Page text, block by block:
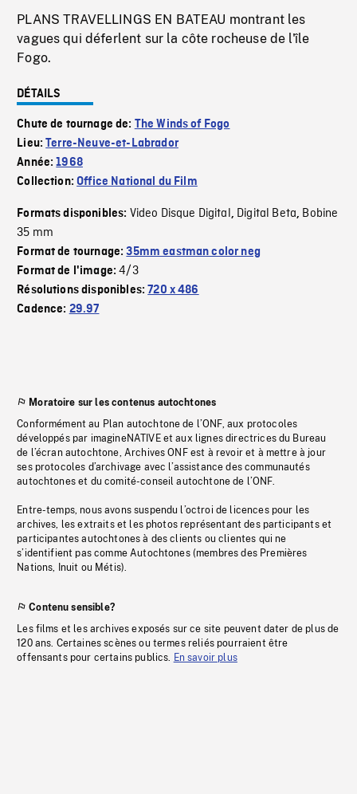
PLANS TRAVELLINGS EN BATEAU montrant les
vagues qui déferlent sur la côte rocheuse de l'île
Fogo.
DÉTAILS
Chute de tournage de: The Winds of Fogo
Lieu:Terre-Neuve-et-Labrador
Année:1968
Collection:Office National du Film
Formats disponibles: Video Disque Digital, Digital Beta, Bobine
35 mm
Format de tournage:35mm eastman color neg
Format de l'image:4/3
Résolutions disponibles:720 x 486
Cadence: 29.97
Moratoire sur les contenus autochtones
Conformément au Plan autochtone de l’ONF, aux protocoles
développés par imagineNATIVE et aux lignes directrices du Bureau
de l’écran autochtone, Archives ONF est à revoir et à mettre à jour
ses protocoles d’archivage avec l’assistance des communautés
autochtones et du comité-conseil autochtone de l’ONF.
Entre-temps, nous avons suspendu l’octroi de licences pour les
archives, les extraits et les photos représentant des participants et
participantes autochtones à des clients ou clientes qui ne
s’identifient pas comme Autochtones (membres des Premières
Nations, Inuit ou Métis).
Contenu sensible?
Les films et les archives exposés sur ce site peuvent dater de plus de
120 ans. Certaines scènes ou termes reliés pourraient être
offensants pour certains publics. En savoir plus